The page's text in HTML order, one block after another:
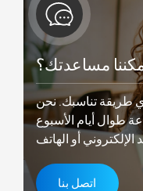
مساعدتك؟
طريقة تناسبك. نحن
طوال أيام الأسبوع
اتصل بنا